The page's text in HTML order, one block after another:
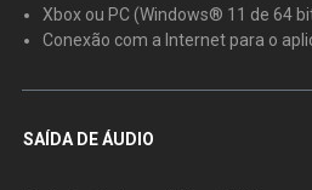
Xbox ou PC (Windows® 11 de 64
Conexão com a Internet para o
SAÍDA DE ÁUDIO